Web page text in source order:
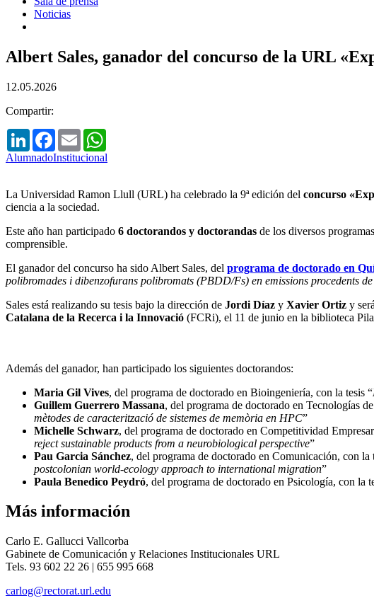
Noticias
Albert Sales, ganador del concurso de la URL
12.05.2026
Compartir:
LinkedInFacebook
Email
AlumnadoInstitucional
La Universidad Ramon Llull (URL) ha celebrado la 9ª edición del concurso
ciencia a la sociedad.
Este año han participado 6 doctorandos y doctorandas de los diversos
comprensible.
El ganador del concurso ha sido Albert Sales, del programa de doctorado en
polibromades i dibenzofurans polibromats (PBDD/Fs) en emissions procedents
Sales está realizando su tesis bajo la dirección de Jordi Díaz y Xavier Ortiz y
Catalana de la Recerca i la Innovació (FCRi), el 11 de junio en la biblioteca
Además del ganador, han participado los siguientes doctorandos:
Maria Gil Vives, del programa de doctorado en Bioingeniería, con la tesis “
Guillem Guerrero Massana, del programa de doctorado en Tecnologías
mètodes de caracterització de sistemes de memòria en HPC”
Michelle Schwarz, del programa de doctorado en Competitividad
reject sustainable products from a neurobiological perspective”
Pau Garcia Sánchez, del programa de doctorado en Comunicación, con la
postcolonian world-ecology approach to international migration”
Paula Benedico Peydró, del programa de doctorado en Psicología, con la
Más información
Carlo E. Gallucci Vallcorba
Gabinete de Comunicación y Relaciones Institucionales URL
Tels. 93 602 22 26 | 655 995 668
carlog@rectorat.url.edu